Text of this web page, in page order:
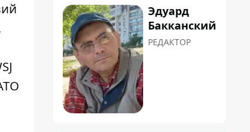
Эдуард
Бакканский
РЕДАКТОР